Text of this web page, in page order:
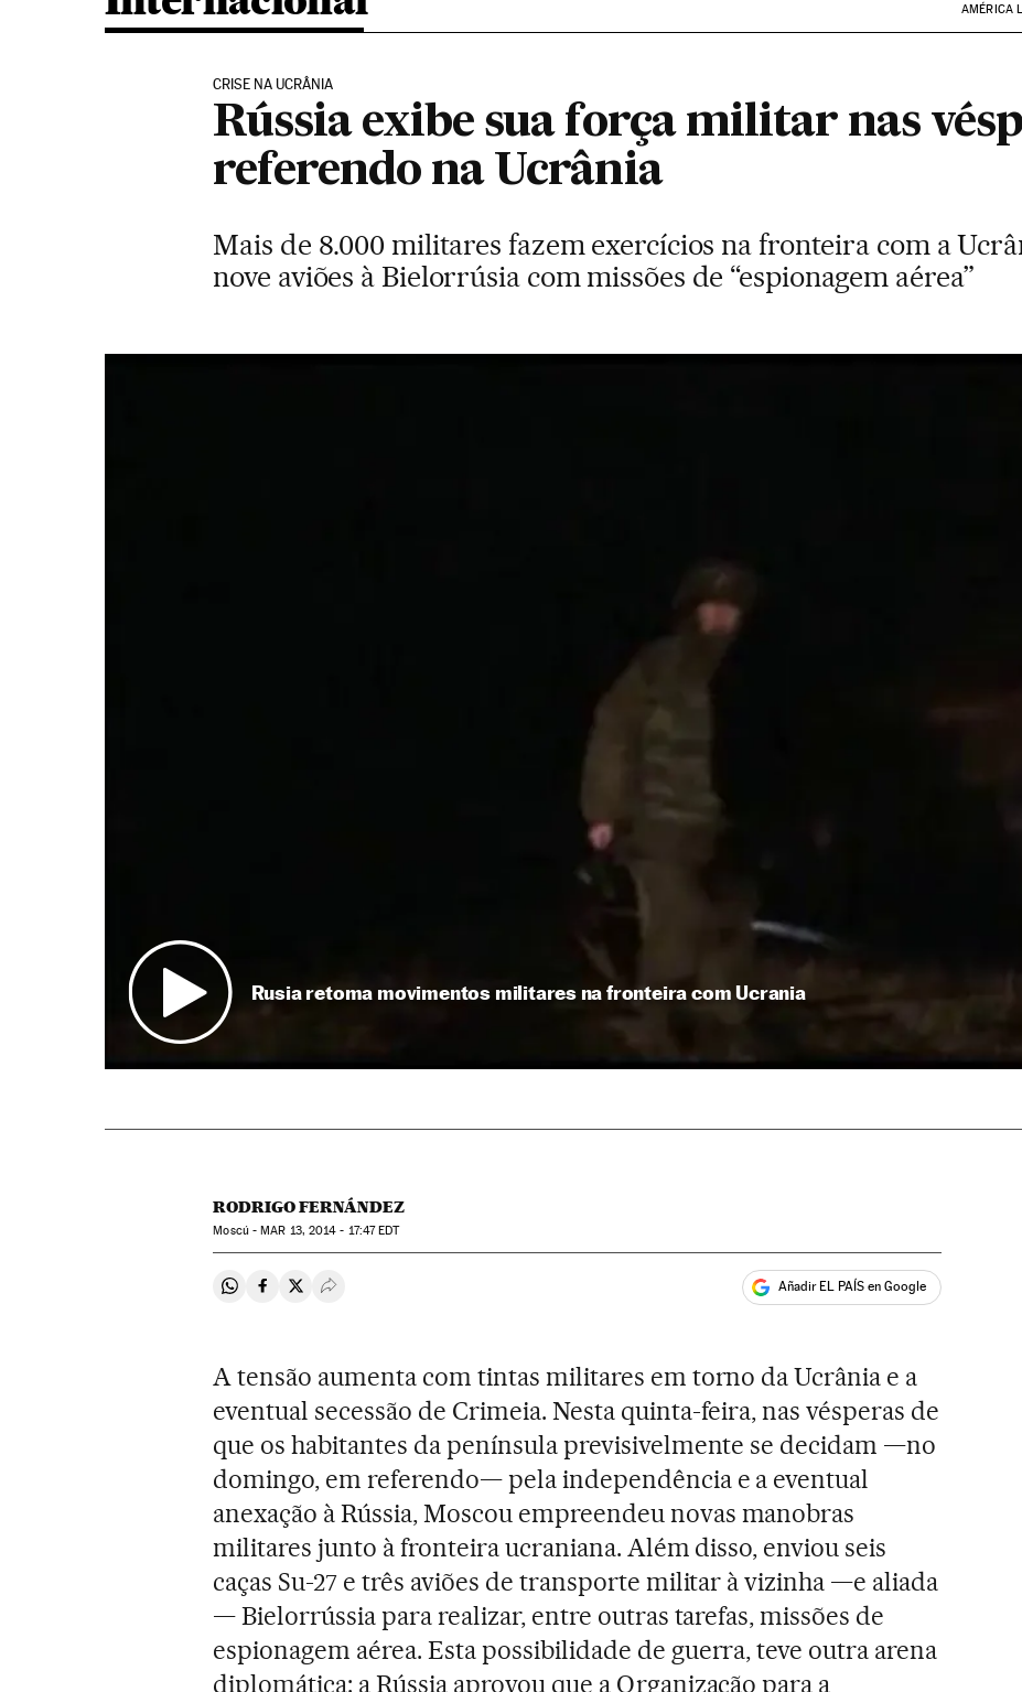
AMÉRICA
CRISE NA UCRÂNIA
Rússia exibe sua força militar nas
referendo na Ucrânia
Mais de 8.000 militares fazem exercícios na fronteira com a
nove aviões à Bielorrúsia com missões de “espionagem aérea”
Rusia retoma movimentos militares na fronteira com Ucrania
RODRIGO FERNÁNDEZ
Moscú -MAR 13, 2014 - 17:47EDT
Compartir en Whatsapp
Compartir en Facebook
Compartir en Twitter
Desplegar Redes Sociales Añadir EL PAÍS en Google
A tensão aumenta com tintas militares em torno da Ucrânia e a
eventual secessão de Crimeia. Nesta quinta-feira, nas vésperas de
que os habitantes da península previsivelmente se decidam —no
domingo, em referendo— pela independência e a eventual
anexação à Rússia, Moscou empreendeu novas manobras
militares junto à fronteira ucraniana. Além disso, enviou seis
caças Su-27 e três aviões de transporte militar à vizinha —e aliada
— Bielorrússia para realizar, entre outras tarefas, missões de
espionagem aérea. Esta possibilidade de guerra, teve outra arena
diplomática: a Rússia aprovou que a Organização para a